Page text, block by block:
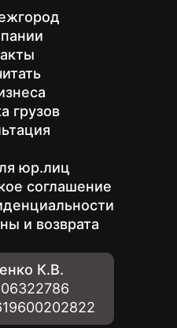
грузов
юр.лиц
соглашение
и возврата
К.В.